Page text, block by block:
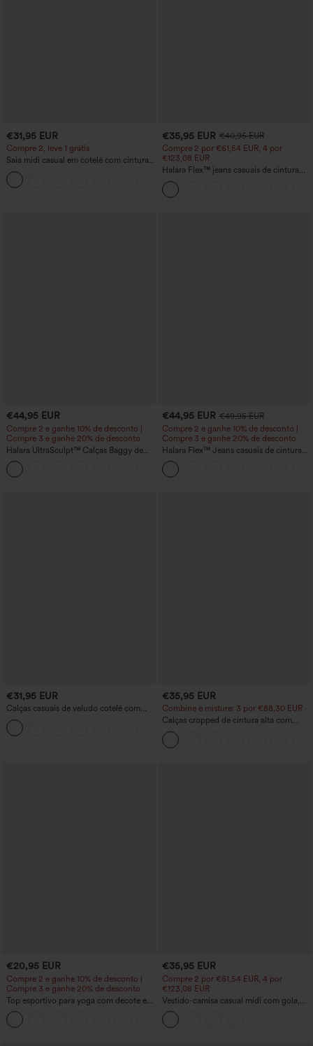
€31,95 EUR
Compre 2, leve 1 grátis
Saia midi casual em cotelê com cintura
média e bolso frontal lateral com aba
€35,95 EUR €40,95 EUR
Compre 2 por €61,54 EUR, 4 por
€123,08 EUR
Halara Flex™ jeans casuais de cintura
alta com bolso cruzado e acabamento
lavado
€44,95 EUR
Compre 2 e ganhe 10% de desconto |
Compre 3 e ganhe 20% de desconto
Halara UltraSculpt™ Calças Baggy de
Yoga de Cintura Alta com Controle
Abdominal, Listras Color-Block e Bolsos
€44,95 EUR €49,95 EUR
Compre 2 e ganhe 10% de desconto |
Compre 3 e ganhe 20% de desconto
Halara Flex™ Jeans casuais de cintura
alta com bolsos, barra dobrada, perna
larga e efeito lavado
€31,95 EUR
Calças casuais de veludo cotelê com
cintura média e bolso com zíper
+7
€35,95 EUR
Combine e misture: 3 por €88,30 EUR
Calças cropped de cintura alta com
bolso com zíper em tecido com toque
de linho
€20,95 EUR
Compre 2 e ganhe 10% de desconto |
Compre 3 e ganhe 20% de desconto
Top esportivo para yoga com decote em
V, manga curta, modelo oversized
InstantCool de secagem rápida
€35,95 EUR
Compre 2 por €61,54 EUR, 4 por
€123,08 EUR
Vestido-camisa casual midi com gola,
mangas curtas tipo capa, cinto, bainha
curva com fenda e bolsos